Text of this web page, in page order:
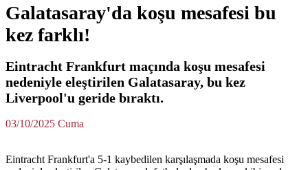
Galatasaray'da koşu mesafesi bu
kez farklı!
Eintracht Frankfurt maçında koşu mesafesi
nedeniyle eleştirilen Galatasaray, bu kez
Liverpool'u geride bıraktı.
03/10/2025 Cuma
Eintracht Frankfurt'a 5-1 kaybedilen karşılaşmada koşu mesafesi